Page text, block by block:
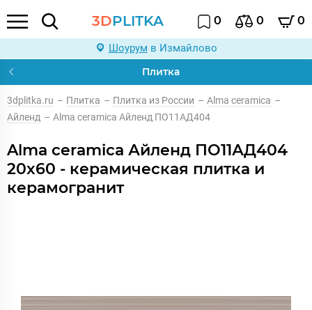
3DPLITKA 0 0 0
Шоурум в Измайлово
Плитка
3dplitka.ru – Плитка – Плитка из России – Alma ceramica –
Айленд – Alma ceramica Айленд ПО11АД404
Alma ceramica Айленд ПО11АД404
20x60 - керамическая плитка и
керамогранит